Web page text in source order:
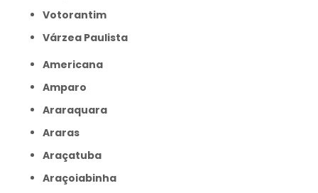
Votorantim
Várzea Paulista
Americana
Amparo
Araraquara
Araras
Araçatuba
Araçoiabinha